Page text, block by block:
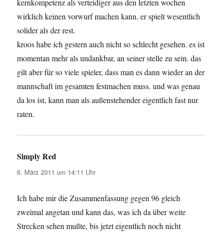
kernkompetenz als verteidiger aus den letzten wochen
wirklich keinen vorwurf machen kann. er spielt wesentlich
solider als der rest.
kroos habe ich gestern auch nicht so schlecht gesehen. es ist
momentan mehr als undankbar, an seiner stelle zu sein. das
gilt aber für so viele spieler, dass man es dann wieder an der
mannschaft im gesamten festmachen muss. und was genau
da los ist, kann man als außenstehender eigentlich fast nur
raten.
Simply Red
6. März 2011 um 14:11 Uhr
Ich habe mir die Zusammenfassung gegen 96 gleich
zweimal angetan und kann das, was ich da über weite
Strecken sehen mußte, bis jetzt eigentlich noch nicht